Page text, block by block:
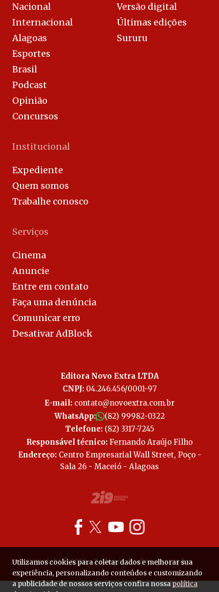
Nacional
Internacional
Alagoas
Esportes
Brasil
Podcast
Opinião
Concursos
Versão digital
Últimas edições
Sururu
Institucional
Expediente
Quem somos
Trabalhe conosco
Serviços
Cinema
Anuncie
Entre em contato
Faça uma denúncia
Comunicar erro
Desativar AdBlock
Editora Novo Extra LTDA
CNPJ:04.246.456/0001-97
E-mail: contato@novoextra.com.br
WhatsApp:
(82) 99982-0322
Telefone:(82) 3317-7245
Responsável técnico: Fernando Araújo Filho
Endereço:Centro Empresarial Wall Street, Poço -
Sala 26 - Maceió - Alagoas
Copyright © 2026 - Todos os direitos reservados.
Utilizamos cookies para coletar dados e melhorar sua
experiência, personalizando conteúdos e customizando
a publicidade de nossos serviços confira nossapolítica